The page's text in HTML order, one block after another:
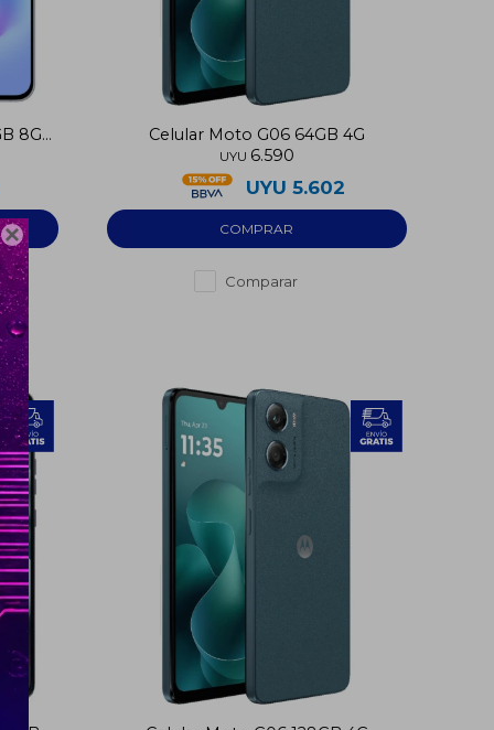

8GB
Celular Moto G06 64GB 4G
UYU 6.590
UYU 5.602
Comparar